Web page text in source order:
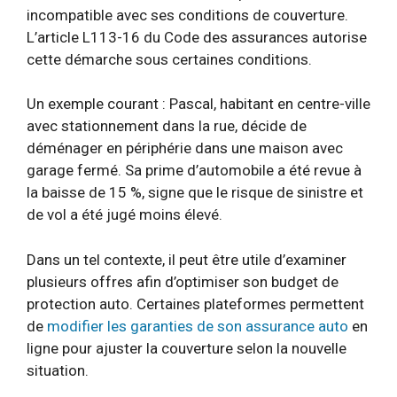
incompatible avec ses conditions de couverture.
L’article L113-16 du Code des assurances autorise
cette démarche sous certaines conditions.
Un exemple courant : Pascal, habitant en centre-ville
avec stationnement dans la rue, décide de
déménager en périphérie dans une maison avec
garage fermé. Sa prime d’automobile a été revue à
la baisse de 15 %, signe que le risque de sinistre et
de vol a été jugé moins élevé.
Dans un tel contexte, il peut être utile d’examiner
plusieurs offres afin d’optimiser son budget de
protection auto. Certaines plateformes permettent
de modifier les garanties de son assurance auto en
ligne pour ajuster la couverture selon la nouvelle
situation.